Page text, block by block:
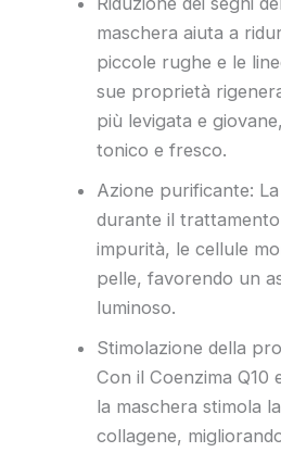
maschera aiuta a
piccole rughe e le
sue proprietà
più levigata e
tonico e fresco.
Azione purificante:
durante il
impurità, le cellule
pelle, favorendo un
luminoso.
Stimolazione della
Con il Coenzima Q10
la maschera stimola
collagene,